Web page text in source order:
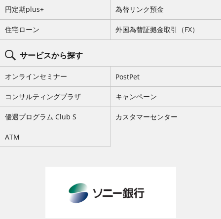
キ
円定期plus+ 為替リンク預金
住宅ローン 外国為替証拠金取引（FX）
サービスから探す
オンラインセミナー PostPet
コンサルティングプラザ キャンペーン
優遇プログラム Club S カスタマーセンター
ATM